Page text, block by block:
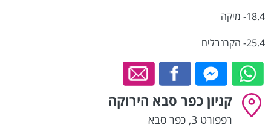
18.4- מיקה
25.4- הקרנבלים
קניון כפר סבא הירוקה
רפפורט 3 , כפר סבא